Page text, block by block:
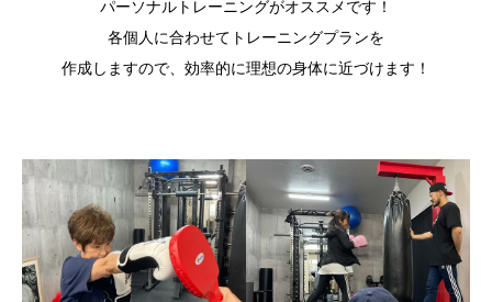
パーソナルトレーニングがオススメです！
各個人に合わせてトレーニングプランを
作成しますので、効率的に理想の身体に近づけます！